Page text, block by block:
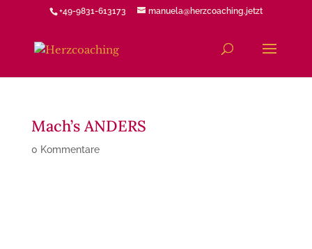
+49-9831-613173 manuela@herzcoaching.jetzt
Mach’s ANDERS
0 Kommentare